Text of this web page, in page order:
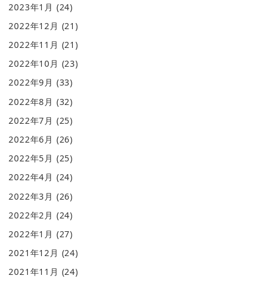
2023年1月 (24)
2022年12月 (21)
2022年11月 (21)
2022年10月 (23)
2022年9月 (33)
2022年8月 (32)
2022年7月 (25)
2022年6月 (26)
2022年5月 (25)
2022年4月 (24)
2022年3月 (26)
2022年2月 (24)
2022年1月 (27)
2021年12月 (24)
2021年11月 (24)